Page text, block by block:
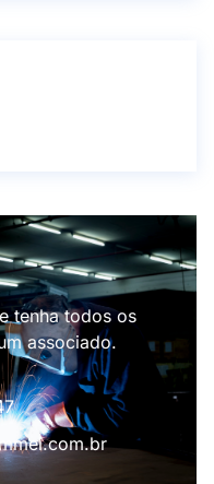
tenha todos os
associado.